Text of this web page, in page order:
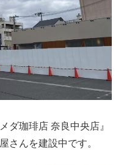
ダ珈琲店 奈良中央店』
さんを建設中です。